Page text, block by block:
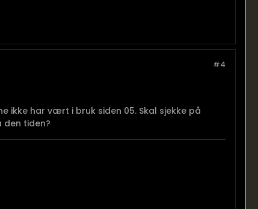
#4
ikke har vært i bruk siden 05. Skal sjekke på
tiden?